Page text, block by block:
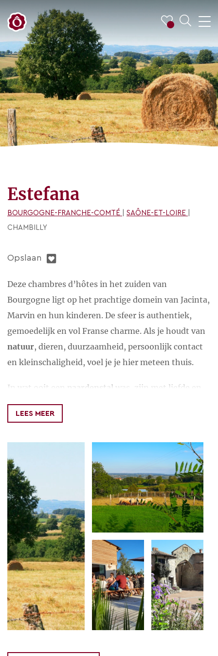
Estefana
BOURGOGNE-FRANCHE-COMTÉ SAÔNE-ET-LOIRE
CHAMBILLY
Opslaan
Deze chambres d’hôtes in het zuiden van
Bourgogne ligt op het prachtige domein van Jacinta,
Marvin en hun kinderen. De sfeer is authentiek,
gemoedelijk en vol Franse charme. Als je houdt van
natuur, dieren, duurzaamheid, persoonlijk contact
en kleinschaligheid, voel je je hier meteen thuis.
In wat ooit een paardenstal was, zijn met liefde en
aandacht twee comfortabele en sfeervolle
tweepersoonskamers ingericht. Je vindt hier een
kamer beschikt bovendien over een eigen overdekt
terras.
Er is van alles te ontdekken op het domein: een
kleine camping, een zwembad, een speeltuin, een
bar en een chillruimte met tafeltennis, een leeshoek
en spelletjes. En niet te vergeten de
dieren! Er is een
weide met schapen, er zijn konijnen en er lopen
diverse katten rond.
Een paar keer per week kun je aanschuiven bij de
table d’hôtes. Laat je verrassen door de inspiratie
van de kok en geniet van de gezellige sfeer aan tafel.
LEES MEER